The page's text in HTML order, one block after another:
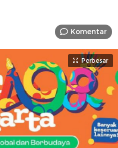
Komentar
Perbesar